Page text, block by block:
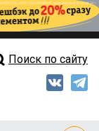
выпуск
Поиск по сайту